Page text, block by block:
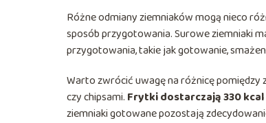
Różne odmiany ziemniaków mogą nieco
sposób przygotowania. Surowe ziemniaki
przygotowania, takie jak gotowanie,
Warto zwrócić uwagę na różnicę pomiędzy
czy chipsami. Frytki dostarczają 330 kcal
ziemniaki gotowane pozostają